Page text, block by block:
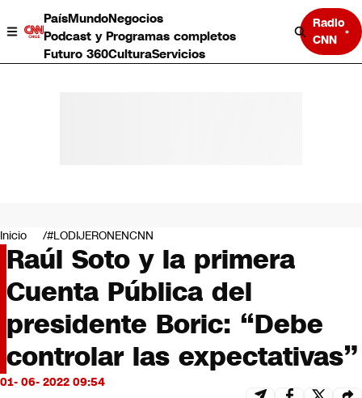
PaísMundoNegocios
Podcast y Programas completos
Futuro 360CulturaServicios
Radio
CNN
Negocios
Deportes
Programas completos
Cultura
Servicios
Bits
CNN tiempo
Futuro 360
Inicio #LODIJERONENCNN
Raúl Soto y la primera
Cuenta Pública del
presidente Boric: “Debe
controlar las expectativas”
01- 06- 2022 09:54